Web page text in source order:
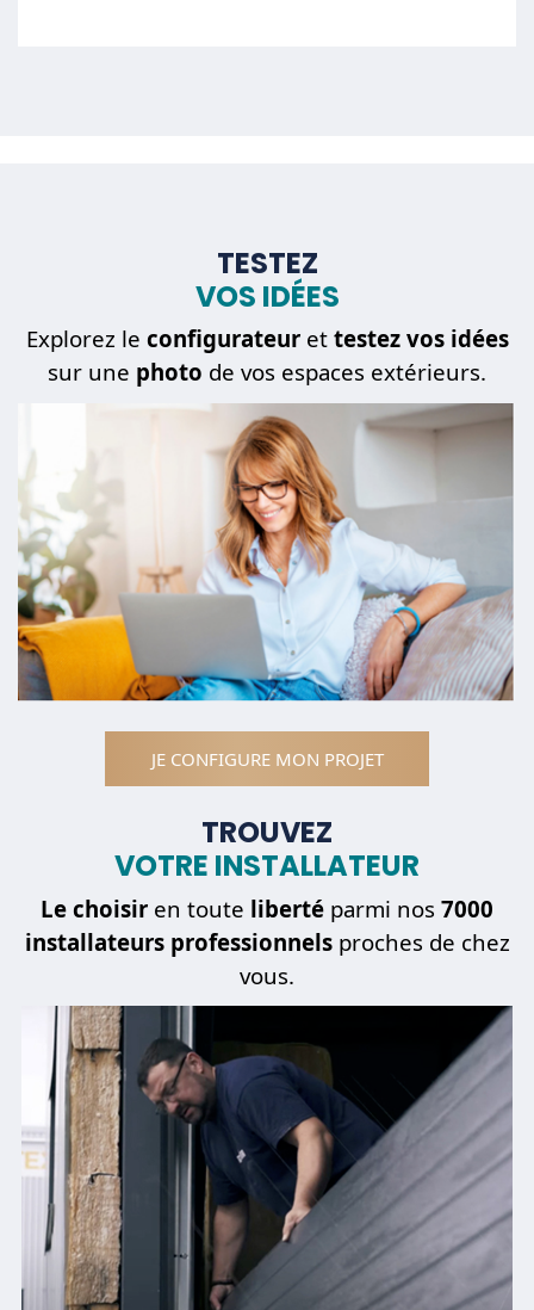
Monprojet
pièce détachée
REVENIR À L'ÉTAPE PRÉCÉDENTE
TESTEZ
VOS IDÉES
Explorez le configurateuret testez vos idées
sur une photo de vos espaces extérieurs.
JE CONFIGURE MON PROJET
TROUVEZ
VOTRE INSTALLATEUR
Le choisir en toute liberté parmi nos 7000
installateurs professionnelsproches de chez
vous.